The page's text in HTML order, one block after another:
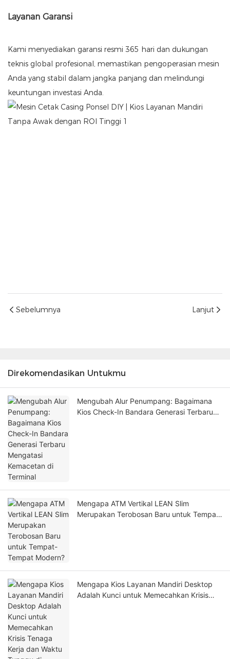
Layanan Garansi
Kami menyediakan garansi resmi 365 hari dan dukungan
teknis global profesional, memastikan pengoperasian mesin
Anda yang stabil dalam jangka panjang dan melindungi
keuntungan investasi Anda.
Sebelumnya Lanjut
Direkomendasikan Untukmu
Mengubah Alur Penumpang: Bagaimana
Kios Check-In Bandara Generasi Terbaru
Mengapa ATM Vertikal LEAN Slim
Merupakan Terobosan Baru untuk Tempat-
Mengapa Kios Layanan Mandiri Desktop
Adalah Kunci untuk Memecahkan Krisis